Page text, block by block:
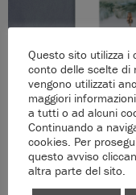
Questo sito utilizza i
conto delle scelte di
vengono utilizzati
maggiori
a tutti o ad alcuni
Continuando a
cookies. Per
questo avviso
altra parte del sito.